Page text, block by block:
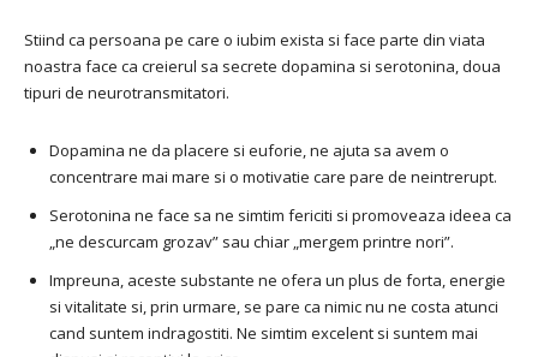
Stiind ca persoana pe care o iubim exista si face parte din viata
noastra face ca creierul sa secrete dopamina si serotonina, doua
tipuri de neurotransmitatori.
Dopamina ne da placere si euforie, ne ajuta sa avem o
concentrare mai mare si o motivatie care pare de neintrerupt.
Serotonina ne face sa ne simtim fericiti si promoveaza ideea ca
„ne descurcam grozav” sau chiar „mergem printre nori”.
Impreuna, aceste substante ne ofera un plus de forta, energie
si vitalitate si, prin urmare, se pare ca nimic nu ne costa atunci
cand suntem indragostiti. Ne simtim excelent si suntem mai